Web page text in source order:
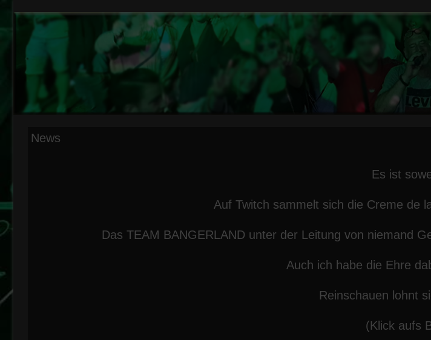
News
Es ist
Auf Twitch sammelt sich die Creme de
Das TEAM BANGERLAND unter der Leitung von niemand
Auch ich habe die Ehre
Reinschauen lohnt
(Klick aufs